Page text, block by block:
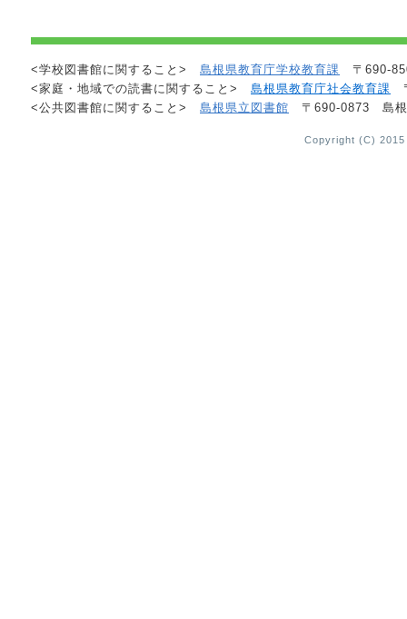
<学校図書館に関すること> 島根県教育庁学校教育課 〒690-
<家庭・地域での読書に関すること> 島根県教育庁社会教育課
<公共図書館に関すること> 島根県立図書館 〒690-0873 島根
Copyright (C)